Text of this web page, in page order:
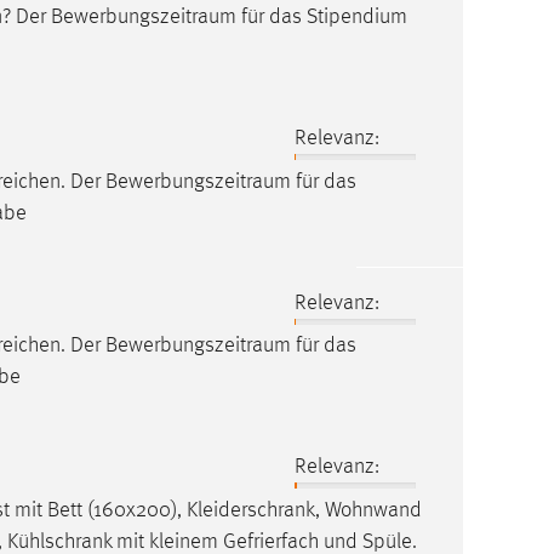
Der Bewerbungszeitraum für das Stipendium
Relevanz:
Der Bewerbungszeitraum für das
Relevanz:
Der Bewerbungszeitraum für das
Relevanz:
mit Bett (160x200), Kleiderschrank, Wohnwand
mit kleinem Gefrierfach und Spüle.